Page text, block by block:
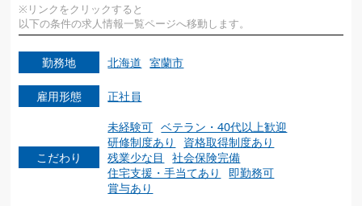
※リンクをクリックすると
以下の条件の求人情報一覧ページへ移動します。
勤務地 北海道 室蘭市
雇用形態 正社員
こだわり
未経験可 ベテラン・40代以上歓迎
研修制度あり
資格取得制度あり
残業少な目
社会保険完備
住宅支援・手当てあり
即勤務可
賞与あり